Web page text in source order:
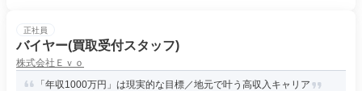
正社員
バイヤー(買取受付スタッフ)
株式会社Ｅｖｏ
「年収1000万円」は現実的な目標／地元で叶う高収入キャリア